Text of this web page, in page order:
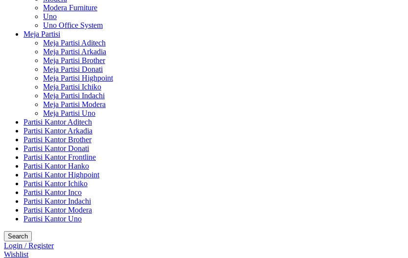
Modera Furniture
Uno
Uno Office System
Meja Partisi
Meja Partisi Aditech
Meja Partisi Arkadia
Meja Partisi Brother
Meja Partisi Donati
Meja Partisi Highpoint
Meja Partisi Ichiko
Meja Partisi Indachi
Meja Partisi Modera
Meja Partisi Uno
Partisi Kantor Aditech
Partisi Kantor Arkadia
Partisi Kantor Brother
Partisi Kantor Donati
Partisi Kantor Frontline
Partisi Kantor Hanko
Partisi Kantor Highpoint
Partisi Kantor Ichiko
Partisi Kantor Inco
Partisi Kantor Indachi
Partisi Kantor Modera
Partisi Kantor Uno
Search
Login / Register
Wishlist